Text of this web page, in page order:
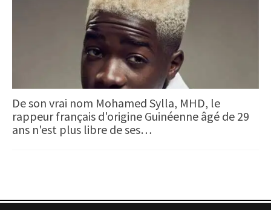
De son vrai nom Mohamed Sylla, MHD, le
rappeur français d'origine Guinéenne âgé de 29
ans n'est plus libre de ses…